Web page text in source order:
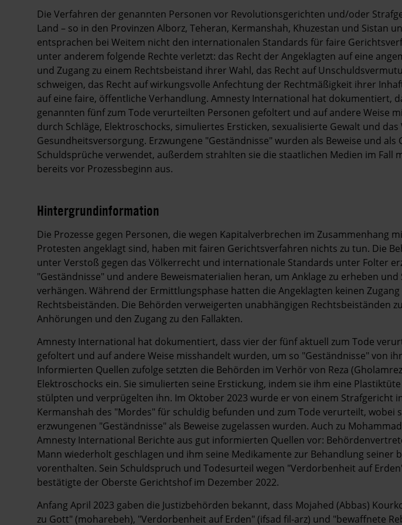
Die Verfahren der genannten Personen vor Revolutionsgerichten und/oder
Land – so in den Provinzen Alborz, Teheran, Kermanshah, Khuzestan und Sistan
entsprachen bei Weitem nicht den internationalen Standards für faire
unter anderem folgende Rechte verletzt: das Recht der Angeklagten auf eine
und Zugang zu einem Rechtsbeistand ihrer Wahl, das Recht auf
schweigen, das Recht auf wirkungsvolle Anfechtung der Rechtmäßigkeit ihrer
auf eine faire, öffentliche Verhandlung. Amnesty International hat dokumentiert,
genannten fünf zum Tode verurteilten Personen gefoltert und auf andere Weise
durch Schläge, Elektroschocks, simuliertes Ersticken, sexualisierte Gewalt und
Gesundheitsversorgung. Erzwungene "Geständnisse" wurden als Beweise und als
Schuldsprüche verwendet, außerdem strahlten sie die staatlichen Medien im Fall
bereits vor Prozessbeginn aus.
Hintergrundinformation
Hintergrund
Die Prozesse gegen Personen, die wegen Kapitalverbrechen im Zusammenhang
Protesten angeklagt sind, haben mit fairen Gerichtsverfahren nichts zu tun. Die
unter Verstoß gegen das Völkerrecht und internationale Standards unter Folter
"Geständnisse" und andere Beweismaterialien heran, um Anklage zu erheben und
verhängen. Während der Ermittlungsphase hatten die Angeklagten keinen
Rechtsbeiständen. Die Behörden verweigerten unabhängigen Rechtsbeiständen
Anhörungen und den Zugang zu den Fallakten.
Amnesty International hat dokumentiert, dass vier der fünf aktuell zum Tode
gefoltert und auf andere Weise misshandelt wurden, um so "Geständnisse" von
Informierten Quellen zufolge setzten die Behörden im Verhör von Reza
Elektroschocks ein. Sie simulierten seine Erstickung, indem sie ihm eine
stülpten und verprügelten ihn. Im Oktober 2023 wurde er von einem Strafgericht
Kermanshah des "Mordes" für schuldig befunden und zum Tode verurteilt, wobei
erzwungenen "Geständnisse" als Beweise zugelassen wurden. Auch zu
Amnesty International Berichte aus gut informierten Quellen vor:
Mann wiederholt geschlagen und ihm seine Medikamente zur Behandlung seiner
vorenthalten. Sein Schuldspruch und Todesurteil wegen "Verdorbenheit auf
bestätigte der Oberste Gerichtshof im Dezember 2022.
Anfang April 2023 gaben die Justizbehörden bekannt, dass Mojahed (Abbas)
zu Gott" (moharebeh), "Verdorbenheit auf Erden" (ifsad fil-arz) und "bewaffnete